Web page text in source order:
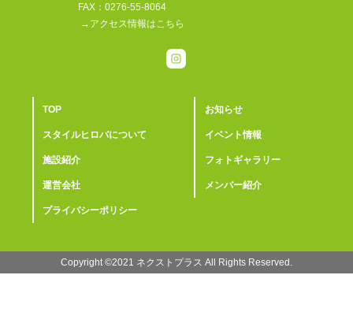
FAX：0276-55-8064
→アクセス情報はこちら
TOP お知らせ
スタイルヒロバについて イベント情報
施設紹介 フォトギャラリー
運営会社 メンバー紹介
プライバシーポリシー
Copyright ©2021 ︎ネクストプラス All Rights Reserved.